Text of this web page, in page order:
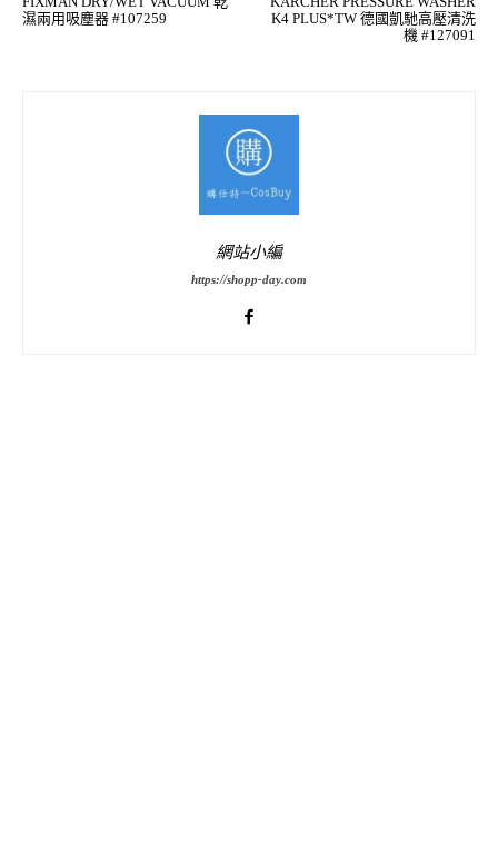
濕兩用吸塵器 #107259
K4 PLUS*TW 德國凱馳高壓清洗
機 #127091
網站小編
https://shopp-day.com